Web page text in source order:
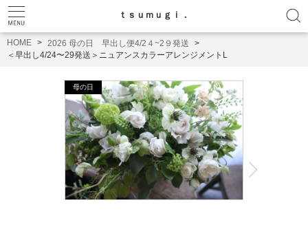
ｔｓｕｍｕｇｉ．
HOME
2026 母の日 早出し便4/2４~2９発送
＜早出し4/24〜29発送＞ニュアンスカラーアレンジメントL